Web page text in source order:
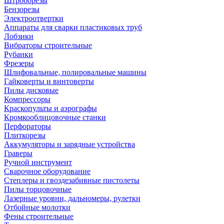
Бензорезы
Электроотвертки
Аппараты для сварки пластиковых труб
Лобзики
Вибраторы строительные
Рубанки
Фрезеры
Шлифовальные, полировальные машины
Гайковерты и винтоверты
Пилы дисковые
Компрессоры
Краскопульты и аэрографы
Кромкооблицовочные станки
Перфораторы
Плиткорезы
Аккумуляторы и зарядные устройства
Граверы
Ручной инструмент
Сварочное оборудование
Степлеры и гвоздезабивные пистолеты
Пилы торцовочные
Лазерные уровни, дальномеры, рулетки
Отбойные молотки
Фены строительные